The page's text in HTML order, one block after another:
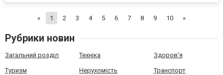
«
1 2 3 4 5 6 7 8 9 10 »
Рубрики новин
Загальний розділ Техніка Здоров'я
Туризм Нерухомість Транспорт